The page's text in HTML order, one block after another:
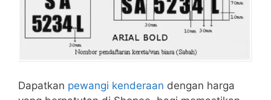
Dapatkan pewangi kenderaan dengan harga